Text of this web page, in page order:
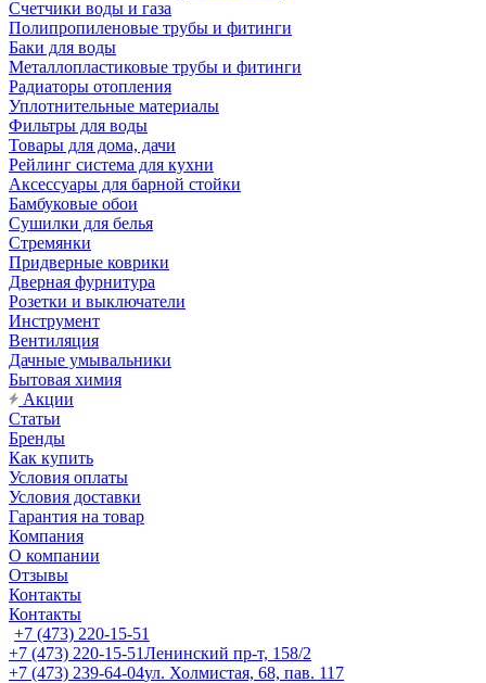
Счетчики воды и газа
Полипропиленовые трубы и фитинги
Баки для воды
Металлопластиковые трубы и фитинги
Радиаторы отопления
Уплотнительные материалы
Фильтры для воды
Товары для дома, дачи
Рейлинг система для кухни
Аксессуары для барной стойки
Бамбуковые обои
Сушилки для белья
Стремянки
Придверные коврики
Дверная фурнитура
Розетки и выключатели
Инструмент
Вентиляция
Дачные умывальники
Бытовая химия
Акции
Статьи
Бренды
Как купить
Условия оплаты
Условия доставки
Гарантия на товар
Компания
О компании
Отзывы
Контакты
Контакты
+7 (473) 220-15-51
+7 (473) 220-15-51Ленинский пр-т, 158/2
+7 (473) 239-64-04ул. Холмистая, 68, пав. 117